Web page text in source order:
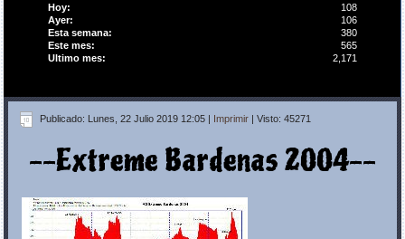
Hoy:
108
Ayer:
106
Esta semana:
380
Este mes:
565
Ultimo mes:
2,171
Publicado: Lunes, 22 Julio 2019 12:05 | Imprimir | Visto: 45271
--Extreme Bardenas 2004--